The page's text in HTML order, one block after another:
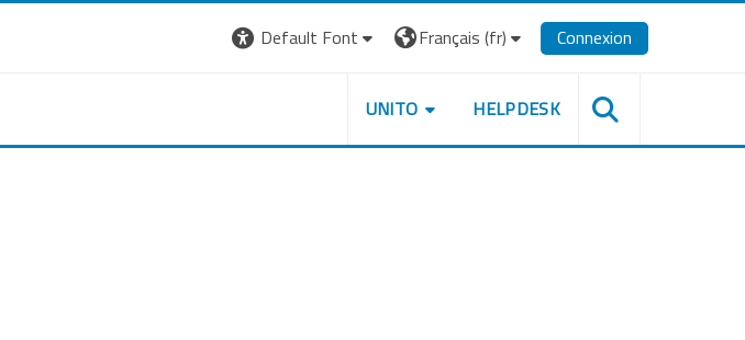
Default Font
Français ‎(fr)‎ Connexion
UNITO HELPDESK